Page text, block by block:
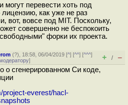
могут перевести хоть под
как уже не раз
вот, вовсе под MIT. Поскольку,
совершенно не беспокоить
форки их проекта.
(?), 18:58, 06/04/2019 [^] [^^] [^^^]
] + / –
о сгенерированном Си коде,
project-everest/hacl-